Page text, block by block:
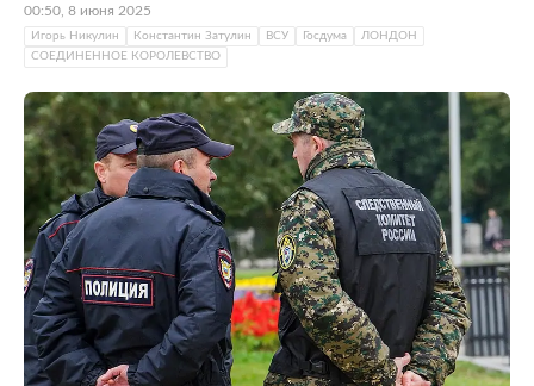
00:50, 8 июня 2025
Игорь Никулин Константин Затулин ВСУ Госдума
ЛОНДОН
СОЕДИНЕННОЕ КОРОЛЕВСТВО